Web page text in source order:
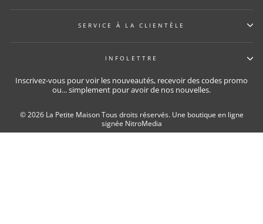
SERVICE À LA CLIENTÈLE
INFOLETTRE
Inscrivez-vous pour voir les nouveautés, recevoir des codes promo
ou... simplement pour avoir de nos nouvelles.
© 2026 La Petite Maison Tous droits réservés. Une boutique en ligne
signée NitroMedia